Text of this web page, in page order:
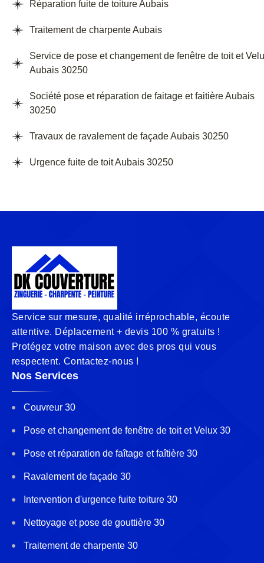
Réparation fuite de toiture Aubais
Traitement de charpente Aubais
Service de pose et changement de fenêtre de toit et
Aubais 30250
Société pose et réparation de faitage et faitière Aubais
30250
Travaux de ravalement de façade Aubais 30250
Urgence fuite de toit Aubais 30250
Service sur mesure, qualité irréprochable, écoute
attentive. Déplacement + devis 100 % gratuits !
Protégez votre maison avec des pros qui vous
respectent. Contactez-nous !
Nos Services
Couvreur 30
Pose et changement de fenêtre de toit et Velux 30
Pose et réparation de faîtage et faîtière 30
Ravalement de façade 30
Intervention d'urgence fuite toiture 30
Nettoyage et pose de gouttière 30
Traitement de charpente 30